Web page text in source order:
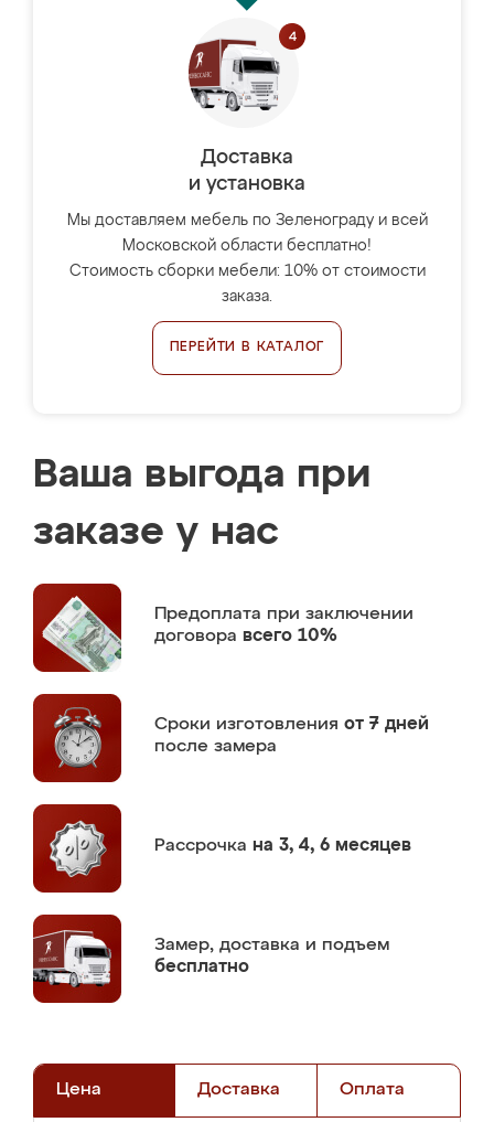
Доставка
и установка
Мы доставляем мебель по Зеленограду и всей
Московской области бесплатно!
Стоимость сборки мебели: 10% от стоимости
заказа.
ПЕРЕЙТИ В КАТАЛОГ
Ваша выгода при
заказе у нас
Предоплата при заключении
договора всего 10%
Сроки изготовления от 7 дней
после замера
Рассрочка на 3, 4, 6 месяцев
Замер, доставка и подъем
бесплатно
Цена Доставка Оплата